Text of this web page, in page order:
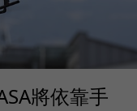
將依靠手